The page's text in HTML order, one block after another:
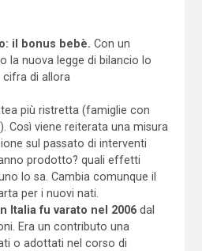
il bonus bebè. Con un
la nuova legge di bilancio lo
cifra di allora
più ristretta (famiglie con
Così viene reiterata una misura
sul passato di interventi
prodotto? quali effetti
lo sa. Cambia comunque il
per i nuovi nati.
Italia fu varato nel 2006dal
Era un contributo una
o adottati nel corso di